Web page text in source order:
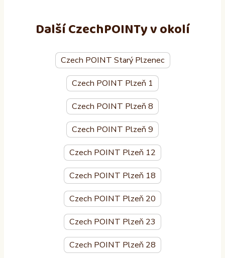
Další CzechPOINTy v okolí
Czech POINT Starý Plzenec
Czech POINT Plzeň 1
Czech POINT Plzeň 8
Czech POINT Plzeň 9
Czech POINT Plzeň 12
Czech POINT Plzeň 18
Czech POINT Plzeň 20
Czech POINT Plzeň 23
Czech POINT Plzeň 28